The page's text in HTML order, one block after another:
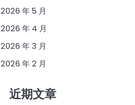
2026 年 5 月
2026 年 4 月
2026 年 3 月
2026 年 2 月
近期文章